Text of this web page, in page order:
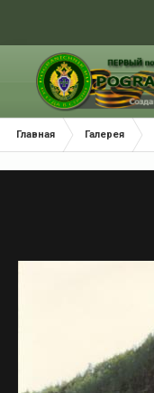
Главная Галерея